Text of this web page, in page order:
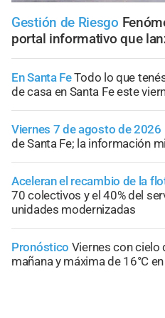
Gestión de Riesgo
portal informativo que
En Santa FeTodo lo que
de casa en Santa Fe este
Viernes 7 de agosto de 2026
de Santa Fe; la información
Aceleran el recambio de la
70 colectivos y el 40% del
unidades modernizadas
Pronóstico Viernes con cielo
mañana y máxima de 16°C